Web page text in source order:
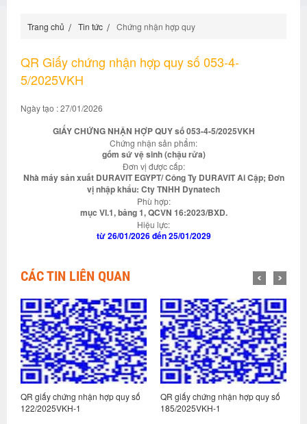
Trang chủ Tin tức Chứng nhận hợp quy
QR Giấy chứng nhận hợp quy số 053-4-
5/2025VKH
Ngày tạo : 27/01/2026
GIẤY CHỨNG NHẬN HỢP QUY số 053-4-5/2025VKH
Chứng nhận sản phẩm:
gốm sứ vệ sinh (chậu rửa)
Đơn vị được cấp:
Nhà máy sản xuất DURAVIT EGYPT/ Công Ty DURAVIT Ai Cập; Đơn
vị nhập khẩu: Cty TNHH Dynatech
Phù hợp:
mục VI.1, bảng 1, QCVN 16:2023/BXD.
Hiệu lực:
từ 26/01/2026 đến 25/01/2029
CÁC TIN LIÊN QUAN
QR giấy chứng nhận hợp quy số
122/2025VKH-1
QR giấy chứng nhận hợp quy số
185/2025VKH-1